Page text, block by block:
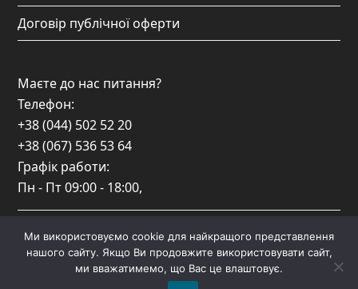
Договір публічної оферти
Маєте до нас питання?
Телефон:
+38 (044) 502 52 20
+38 (067) 536 53 64
Графік работи:
Пн - Пт 09:00 - 18:00,
Гаряча лінія:
0 800 332 666
Графік роботи Call-Центру:
Ми використовуємо cookie для найкращого представлення
нашого сайту. Якщо Ви продовжите використовувати сайт,
ми вважатимемо, що Вас це влаштовує.